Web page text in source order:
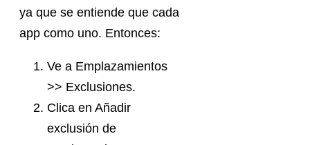
ya que se entiende que cada
app como uno. Entonces:
Ve a Emplazamientos
>> Exclusiones.
Clica en Añadir
exclusión de